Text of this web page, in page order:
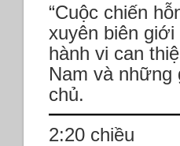
“Cuộc chiến
xuyên biên giới
hành vi can
Nam và những
chủ.
2:20 chiều